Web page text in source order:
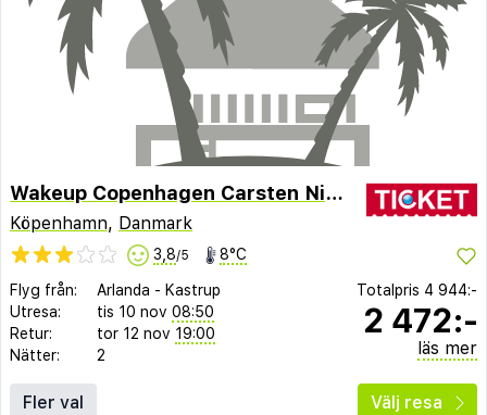
Wakeup Copenhagen Carsten Niebuhrs Gade
Köpenhamn, Danmark
3,8/5 8°C
Flyg från: Arlanda - Kastrup
Utresa:
tis 10 nov 08:50
Retur:
tor 12 nov 19:00
Nätter:
2
Totalpris 4 944:-
2 472:-
läs mer
Fler val Välj resa